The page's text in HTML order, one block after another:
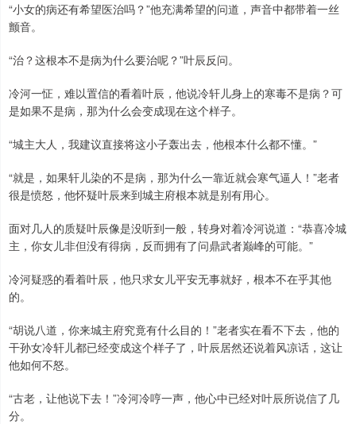
“小女的病还有希望医治吗？”他充满希望的问道，声音中都带着一丝
颤音。
“治？这根本不是病为什么要治呢？”叶辰反问。
冷河一怔，难以置信的看着叶辰，他说冷轩儿身上的寒毒不是病？可
是如果不是病，那为什么会变成现在这个样子。
“城主大人，我建议直接将这小子轰出去，他根本什么都不懂。”
“就是，如果轩儿染的不是病，那为什么一靠近就会寒气逼人！”老者
很是愤怒，他怀疑叶辰来到城主府根本就是别有用心。
面对几人的质疑叶辰像是没听到一般，转身对着冷河说道：“恭喜冷城
主，你女儿非但没有得病，反而拥有了问鼎武者巅峰的可能。”
冷河疑惑的看着叶辰，他只求女儿平安无事就好，根本不在乎其他
的。
“胡说八道，你来城主府究竟有什么目的！”老者实在看不下去，他的
干孙女冷轩儿都已经变成这个样子了，叶辰居然还说着风凉话，这让
他如何不怒。
“古老，让他说下去！”冷河冷哼一声，他心中已经对叶辰所说信了几
分。